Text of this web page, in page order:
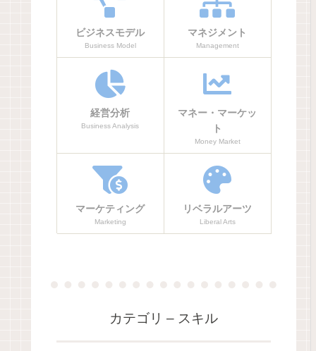
ビジネスモデル
Business Model
マネジメント
Management
経営分析
Business Analysis
マネー・マーケッ
ト
Money Market
マーケティング
Marketing
リベラルアーツ
Liberal Arts
カテゴリ – スキル